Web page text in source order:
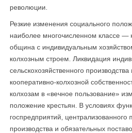
революции.
Резкие изменения социального
наиболее многочисленном классе —
община с индивидуальным
колхозным строем. Ликвидация
сельскохозяйственного
кооперативно-колхозной
колхозам в «вечное пользование»
положение крестьян. В условиях
гос­предприятий, централизованного
производства и обязательных